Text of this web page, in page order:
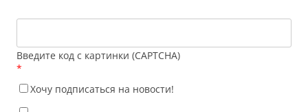
Введите код с картинки (CAPTCHA)
*
Хочу подписаться на новости!